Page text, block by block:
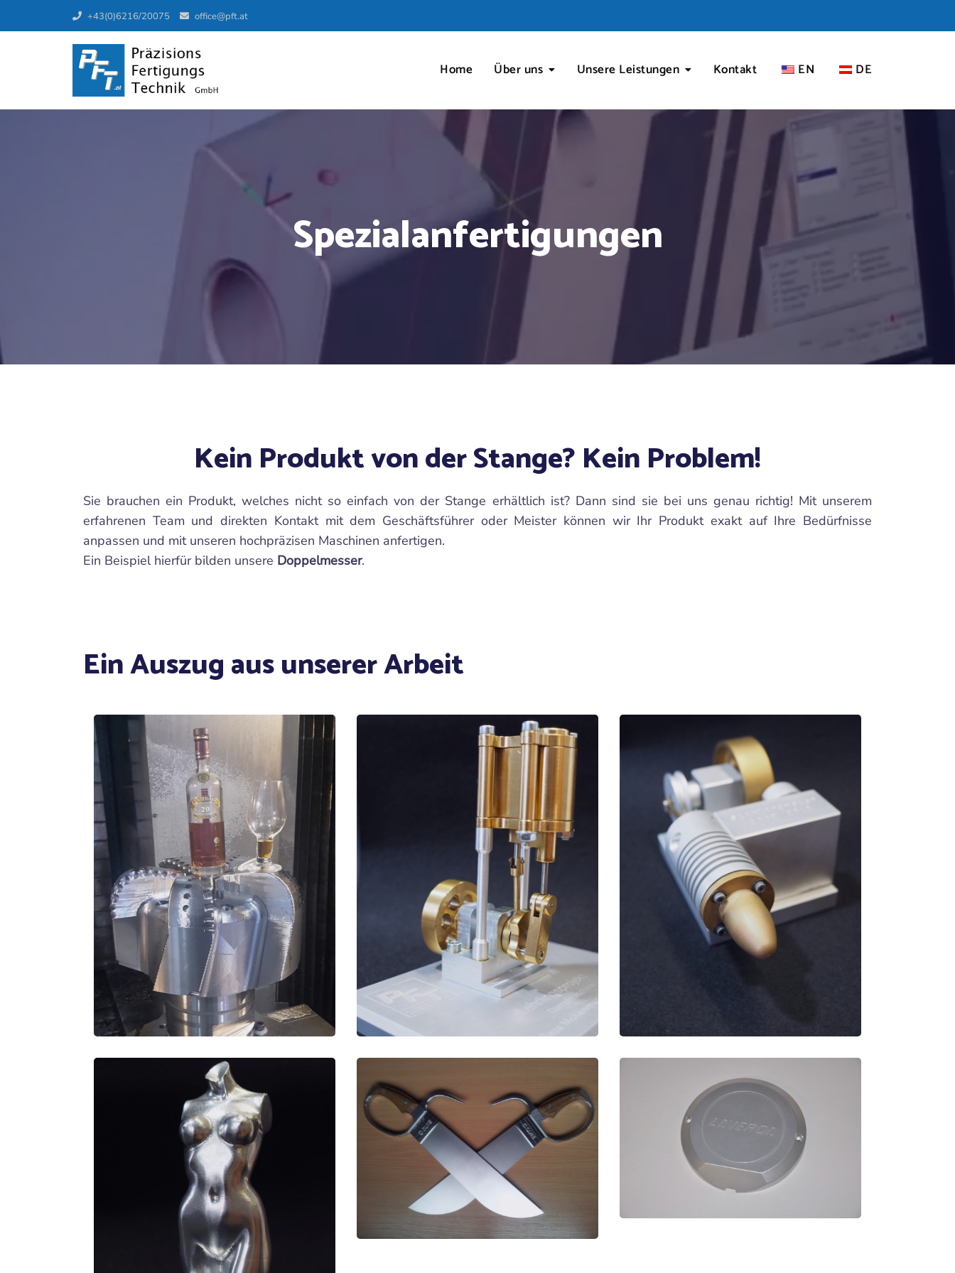
+43(0)6216/20075 office@pft.at
Home Über uns Unsere Leistungen Kontakt EN DE
Spezialanfertigungen
Kein Produkt von der Stange? Kein Problem!
Sie brauchen ein Produkt, welches nicht so einfach von der Stange erhältlich ist? Dann sind sie bei uns genau richtig! Mit unserem
erfahrenen Team und direkten Kontakt mit dem Geschäftsführer oder Meister können wir Ihr Produkt exakt auf Ihre Bedürfnisse
anpassen und mit unseren hochpräzisen Maschinen anfertigen.
Ein Beispiel hierfür bilden unsere Doppelmesser.
Ein Auszug aus unserer Arbeit